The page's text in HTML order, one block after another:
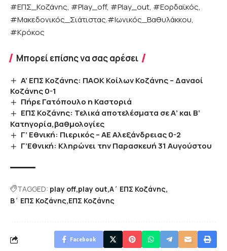
#ΕΠΣ_Κοζάνης, #Play_off, #Play_out, #Εορδαϊκός,
#Μακεδονικός_Σιάτιστας.#Ιωνικός_Βαθυλάκκου,
#Κρόκος
Μπορεί επίσης να σας αρέσει
A’ EΠΣ Κοζάνης: ΠΑΟΚ Κοίλων Κοζάνης – Δαναοί
Κοζάνης 0-1
Πήρε Γατόπουλο η Καστοριά
ΕΠΣ Κοζάνης: Τελικά αποτελέσματα σε Α’ και Β’
Κατηγορία,βαθμολογίες
Γ’ Εθνική: Πιερικός – ΑΕ Αλεξάνδρειας 0-2
Γ’Εθνική: Κληρώνει την Παρασκευή 31 Αυγούστου
TAGGED: play off play out Α΄ ΕΠΣ Κοζάνης
Β΄ ΕΠΣ Κοζάνης ΕΠΣ Κοζάνης
Facebook